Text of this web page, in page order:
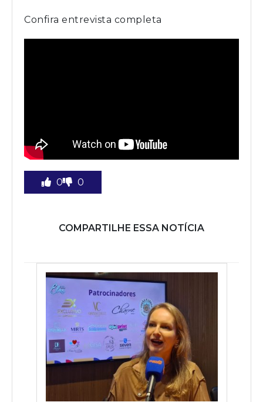
Confira entrevista completa
0 0
COMPARTILHE ESSA NOTÍCIA